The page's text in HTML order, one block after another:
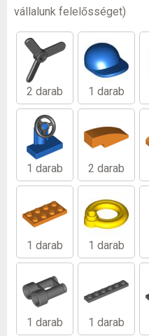
vállalunk felelősséget)
2 darab 1 darab
1 darab 2 darab
1 darab 1 darab
1 darab 1 darab